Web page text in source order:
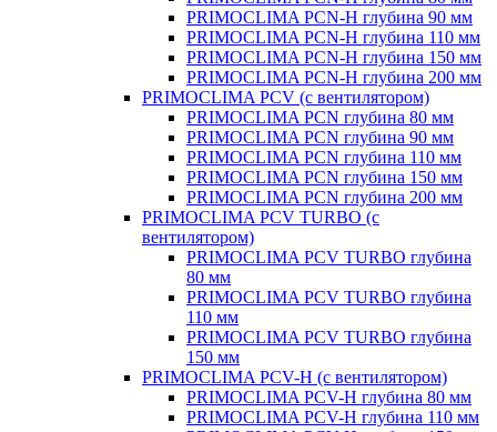
PRIMOCLIMA PCN-H глубина 90 мм
PRIMOCLIMA PCN-H глубина 110 мм
PRIMOCLIMA PCN-H глубина 150 мм
PRIMOCLIMA PCN-H глубина 200 мм
PRIMOCLIMA PCV (c вентилятором)
PRIMOCLIMA PCN глубина 80 мм
PRIMOCLIMA PCN глубина 90 мм
PRIMOCLIMA PCN глубина 110 мм
PRIMOCLIMA PCN глубина 150 мм
PRIMOCLIMA PCN глубина 200 мм
PRIMOCLIMA PCV TURBO (c
вентилятором)
PRIMOCLIMA PCV TURBO глубина
80 мм
PRIMOCLIMA PCV TURBO глубина
110 мм
PRIMOCLIMA PCV TURBO глубина
150 мм
PRIMOCLIMA PCV-H (c вентилятором)
PRIMOCLIMA PCV-H глубина 80 мм
PRIMOCLIMA PCV-H глубина 110 мм